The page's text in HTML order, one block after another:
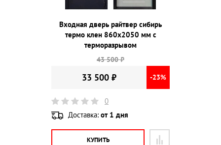
Входная дверь райтвер сибирь
термо клен 860х2050 мм с
терморазрывом
43 500 ₽
33 500 ₽ -23%
0
Доставка: от 1 дня
КУПИТЬ